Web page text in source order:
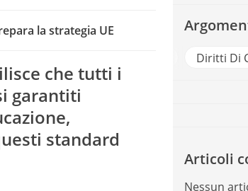
la strategia UE
che tutti i
garantiti
standard
Diritti Di
Articoli
Nessun